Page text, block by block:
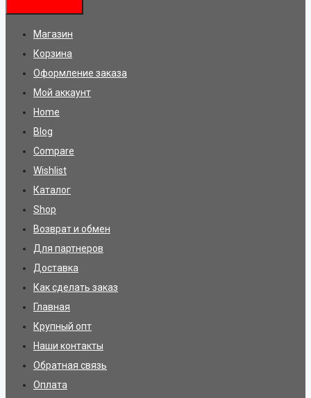
Магазин
Корзина
Оформление заказа
Мой аккаунт
Home
Blog
Compare
Wishlist
Каталог
Shop
Возврат и обмен
Для партнеров
Доставка
Как сделать заказ
Главная
Крупный опт
Наши контакты
Обратная связь
Оплата